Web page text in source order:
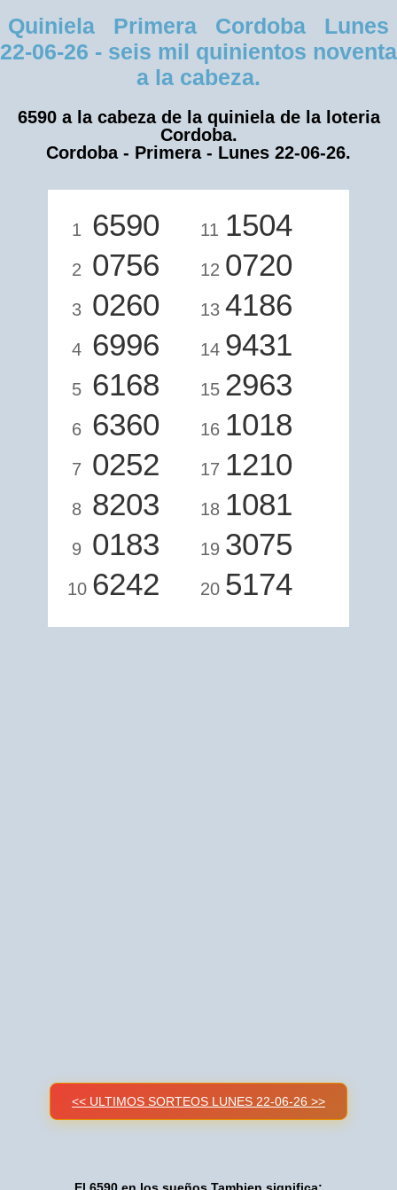
Quiniela Primera Cordoba Lunes
22-06-26 - seis mil quinientos noventa
a la cabeza.
6590 a la cabeza de la quiniela de la loteria
Cordoba.
Cordoba - Primera - Lunes 22-06-26.
1 6590
2 0756
3 0260
4 6996
5 6168
6 6360
7 0252
8 8203
9 0183
10 6242
11 1504
12 0720
13 4186
14 9431
15 2963
16 1018
17 1210
18 1081
19 3075
20 5174
<< ULTIMOS SORTEOS LUNES 22-06-26 >>